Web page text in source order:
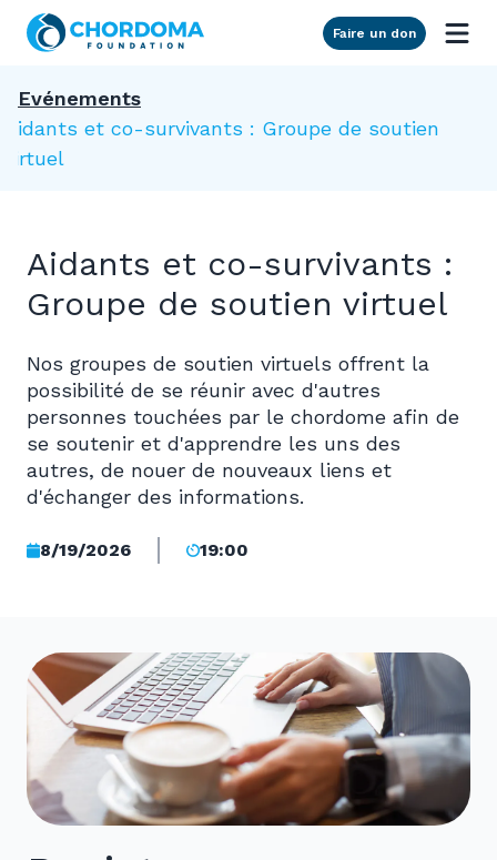
Skip to Main Content
Faire un don
Evénements
Aidants et co-survivants : Groupe de soutien
virtuel
Aidants et co-survivants :
Groupe de soutien virtuel
Nos groupes de soutien virtuels offrent la
possibilité de se réunir avec d'autres
personnes touchées par le chordome afin de
se soutenir et d'apprendre les uns des
autres, de nouer de nouveaux liens et
d'échanger des informations.
8/19/2026 19:00